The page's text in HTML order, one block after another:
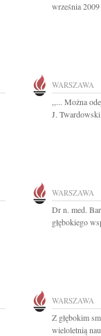
września
WARSZAWA
,,... Można
J.
WARSZAWA
Dr n. med.
głębokiego
WARSZAWA
Z głębokim
wieloletnią